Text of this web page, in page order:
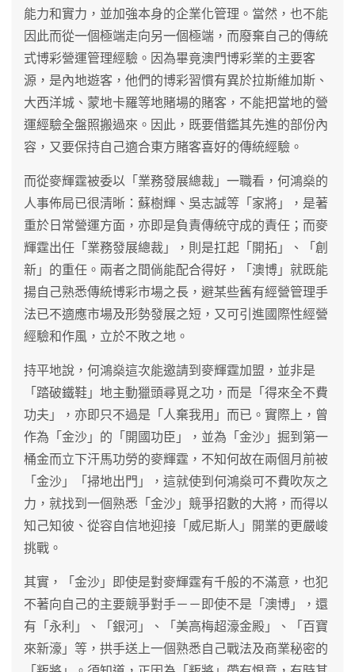
能力和實力，並加強本身的企業化管理。當然，也不能
因此而從一個極端走向另一個極端，而廢棄自己的傳統
式博彩營運管理經驗。因為畢竟澳門博彩業的主要客
源，是內地遊客，他們的博彩習慣有異於拉斯維加斯、
大西洋城、蒙地卡羅等地賭場的賭客，不能把當地的營
運經驗全盤照搬過來。因此，既要借鑑其先進的部份內
容，又要保持自己適合東方賭客喜好的傳統經驗。
而從麥輝霆被委以「業務發展總裁」一職看，何鴻燊的
人事佈局已很清晰：蘇樹輝、吳志誠等「家將」，是著
重於日常營運方面，亦即是負責傳統守成的責任；而麥
輝霆出任「業務發展總裁」，則是扛起「開拓」、「創
新」的重任。兩者之間倘能配合得好，「澳博」就既能
揚自己熟悉傳統博彩市場之長，避某些舊有經營管理手
法已不適應市場及形勢發展之短，又可引進國際性經營
經驗和作風，立於不敗之地。
持平地說，何鴻燊這次能邀請到麥輝霆加盟，並非是
「踏破鐵鞋」地主動獵頭尋覓之功，而是「得來全不費
功夫」，亦即只不過是「人棄我用」而已。實際上，曾
作為「金沙」的「開國功臣」，並為「金沙」掘到第一
桶金而立下汗馬功勞的麥輝霆，不知何故在兩個月前被
「金沙」「掃地出門」，這就使到何鴻燊可不費吹灰之
力，就找到一個熟悉「金沙」競爭招數的大將，而得以
知己知彼、從容自信地迎接「威尼斯人」開業的更嚴峻
挑戰。
其實，「金沙」即使是對麥輝霆有千般的不滿意，也犯
不著向自己的主要競爭對手－－即使不是「澳博」，還
有「永利」、「銀河」、「美高梅超濠金殿」、「百寶
來新濠」等，拱手送上一個熟悉自己戰法及商業秘密的